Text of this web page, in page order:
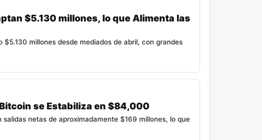
$5.130 millones, lo que Alimenta las
millones desde mediados de abril, con grandes
se Estabiliza en $84,000
netas de aproximadamente $169 millones, lo que